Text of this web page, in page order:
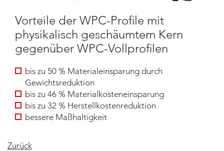
Vorteile der WPC-Profile mit
physikalisch geschäumtem Kern
gegenüber WPC-Vollprofilen
bis zu 50 % Materialeinsparung durch
Gewichtsreduktion
bis zu 46 % Materialkosteneinsparung
bis zu 32 % Herstellkostenreduktion
bessere Maßhaltigkeit
Zurück